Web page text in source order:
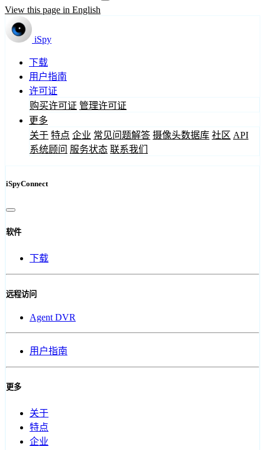
View this page in English
iSpy
下载
用户指南
许可证
购买许可证 管理许可证
更多
关于 特点 企业 常见问题解答 摄像头数据库 社区 API
系统顾问 服务状态 联系我们
iSpyConnect
软件
下载
远程访问
Agent DVR
用户指南
更多
关于
特点
企业